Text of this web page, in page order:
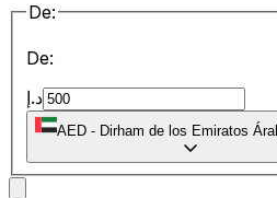
De:
De:
د.إ
AED - Dirham de los Emiratos